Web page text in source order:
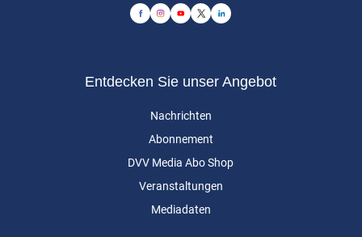
Entdecken Sie unser Angebot
Nachrichten
Abonnement
DVV Media Abo Shop
Veranstaltungen
Mediadaten